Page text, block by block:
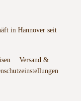
in Hannover seit
Versand &